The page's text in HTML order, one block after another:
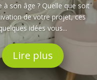
à son âge ? Quelle que soit
de votre projet, ces
idées vous...
Lire plus